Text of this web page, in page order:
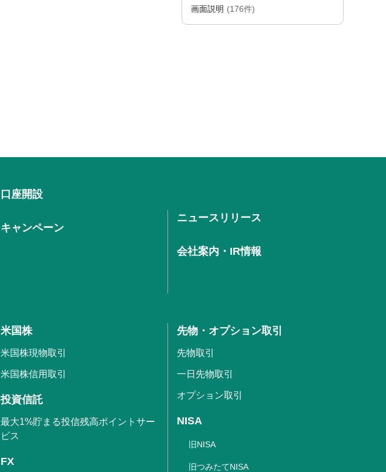
画面説明 (176件)
口座開設
キャンペーン
ニュースリリース
会社案内・IR情報
米国株
米国株現物取引
米国株信用取引
投資信託
最大1%貯まる投信残高ポイントサー
ビス
FX
先物・オプション取引
先物取引
一日先物取引
オプション取引
NISA
旧NISA
旧つみたてNISA